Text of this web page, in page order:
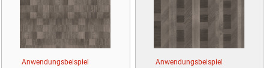
Anwendungsbeispiel Anwendungsbeispiel